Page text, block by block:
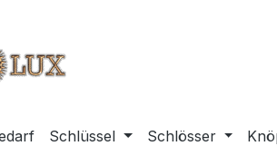
Schlüssel Schlösser